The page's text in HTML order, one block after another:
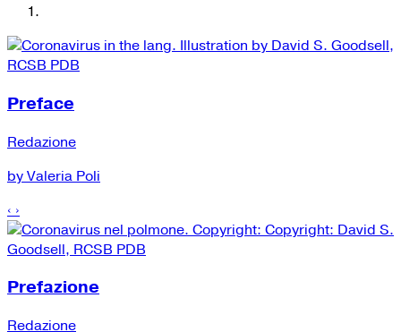
Preface
Redazione
by Valeria Poli
‹ ›
Prefazione
Redazione